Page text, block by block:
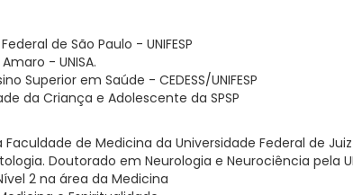
de São Paulo - UNIFESP
- UNISA.
Superior em Saúde - CEDESS/UNIFESP
da Criança e Adolescente da SPSP
de Medicina da Universidade Federal de Juiz
Doutorado em Neurologia e Neurociência pela
2 na área da Medicina